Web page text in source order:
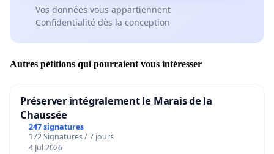
Vos données vous appartiennent
Confidentialité dès la conception
Autres pétitions qui pourraient vous intéresser
Préserver intégralement le Marais de la
Chaussée
247 signatures
172 Signatures / 7 jours
4 Jul 2026